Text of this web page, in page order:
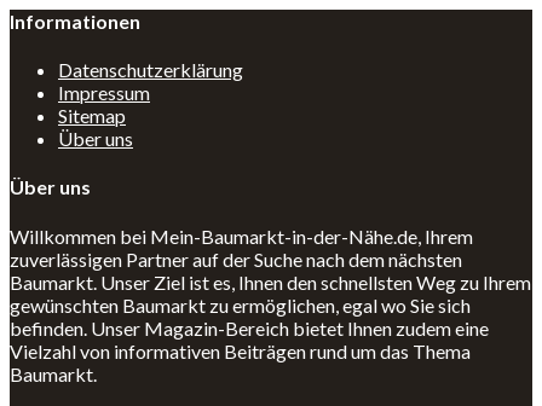
Informationen
Datenschutzerklärung
Impressum
Sitemap
Über uns
Über uns
Willkommen bei Mein-Baumarkt-in-der-Nähe.de, Ihrem
zuverlässigen Partner auf der Suche nach dem nächsten
Baumarkt. Unser Ziel ist es, Ihnen den schnellsten Weg zu Ihrem
gewünschten Baumarkt zu ermöglichen, egal wo Sie sich
befinden. Unser Magazin-Bereich bietet Ihnen zudem eine
Vielzahl von informativen Beiträgen rund um das Thema
Baumarkt.